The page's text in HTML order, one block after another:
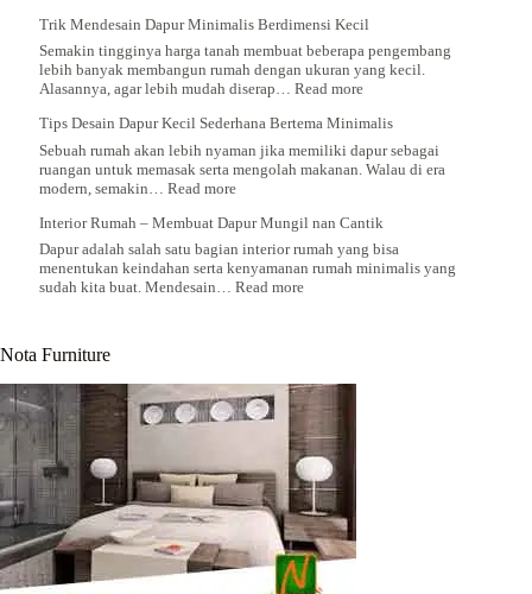
Dengan
Area
Terbatas
Dapur
Lebih
Terasa
Segar
Menyegarkan
Trik Mendesain Dapur Minimalis Berdimensi Kecil
Semakin tingginya harga tanah membuat beberapa pengembang
lebih banyak membangun rumah dengan ukuran yang kecil.
Alasannya, agar lebih mudah diserap… Read more:
Mendesain
Dapur
Minimalis
Tips Desain Dapur Kecil Sederhana Bertema Minimalis
Sebuah rumah akan lebih nyaman jika memiliki dapur sebagai
ruangan untuk memasak serta mengolah makanan. Walau di era
modern, semakin… Read more:
Desain
Dapur
Kecil
Sederhana
Interior Rumah – Membuat Dapur Mungil nan Cantik
Dapur adalah salah satu bagian interior rumah yang bisa
menentukan keindahan serta kenyamanan rumah minimalis yang
sudah kita buat. Mendesain… Read more:
Dapur
Cantik
Nota Furniture